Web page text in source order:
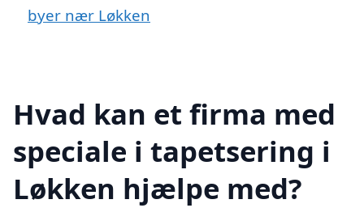
byer nær Løkken
Hvad kan et firma med
speciale i tapetsering i
Løkken hjælpe med?